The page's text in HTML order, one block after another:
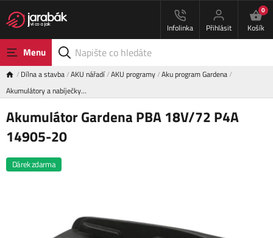
Infolinka Přihlásit
0
Košík
Menu
Dílna a stavba AKU nářadí AKU programy Aku program Gardena
Akumulátory a nabíječky…
Akumulátor Gardena PBA 18V/72 P4A
14905-20
Dárek zdarma